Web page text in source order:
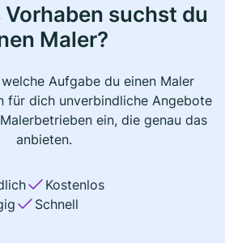
suchst du
Maler?
Aufgabe du einen Maler
für dich unverbindliche Angebote
ein, die genau das
anbieten.
Kostenlos
Schnell